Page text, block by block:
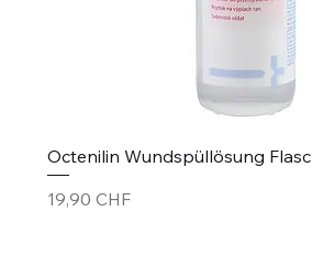
Octenilin Wundspüllösung
Preis
19,90 CHF